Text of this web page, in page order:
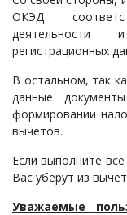
ОКЭД
регистрационных
В остальном, так
данные
формировании
вычетов.
Если выполните
Вас уберут из
Уважаемые